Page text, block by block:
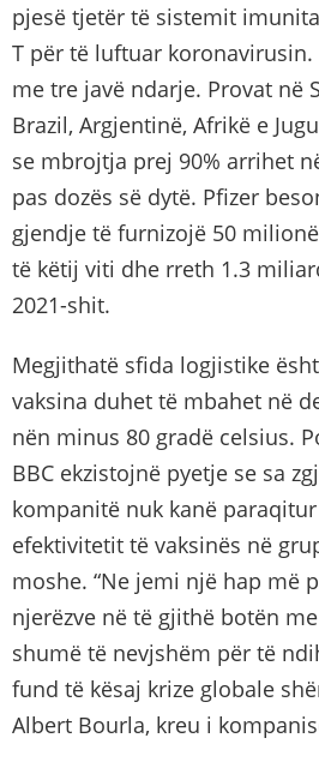
pjesë tjetër të sistemit
T për të luftuar koronavirusin.
me tre javë ndarje. Provat në
Brazil, Argjentinë, Afrikë e
se mbrojtja prej 90% arrihet
pas dozës së dytë. Pfizer
gjendje të furnizojë 50
të këtij viti dhe rreth 1.3
2021-shit.
Megjithatë sfida logjistike
vaksina duhet të mbahet në
nën minus 80 gradë celsius.
BBC ekzistojnë pyetje se sa
kompanitë nuk kanë
efektivitetit të vaksinës në
moshe. “Ne jemi një hap më
njerëzve në të gjithë botën
shumë të nevjshëm për të
fund të kësaj krize globale
Albert Bourla, kreu i